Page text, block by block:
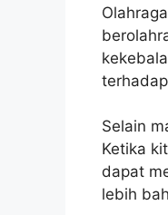
Selain
Ketika
dapat
lebih